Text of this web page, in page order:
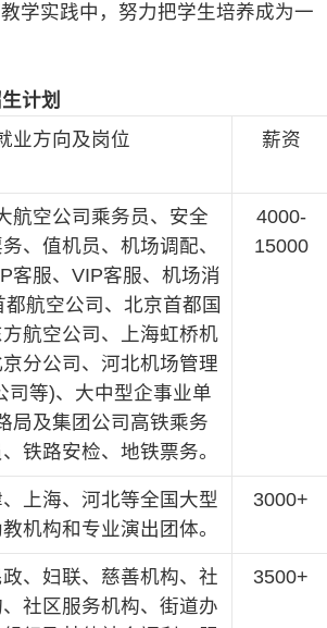
学实践中，努力把学生培养成为一
计划
业方向及岗位 薪资
航空公司乘务员、安全
、值机员、机场调配、
客服、VIP客服、机场消
都航空公司、北京首都国
航空公司、上海虹桥机
分公司、河北机场管理
司等)、大中型企事业单
局及集团公司高铁乘务
铁路安检、地铁票务。
4000-
15000
上海、河北等全国大型
机构和专业演出团体。
3000+
、妇联、慈善机构、社
社区服务机构、街道办
3500+